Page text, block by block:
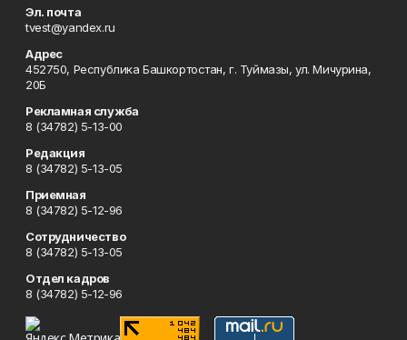
Эл. почта
tvest@yandex.ru
Адрес
452750, Республика Башкортостан, г. Туймазы, ул. Мичурина,
20Б
Рекламная служба
8 (34782) 5-13-00
Редакция
8 (34782) 5-13-05
Приемная
8 (34782) 5-12-96
Сотрудничество
8 (34782) 5-13-05
Отдел кадров
8 (34782) 5-12-96